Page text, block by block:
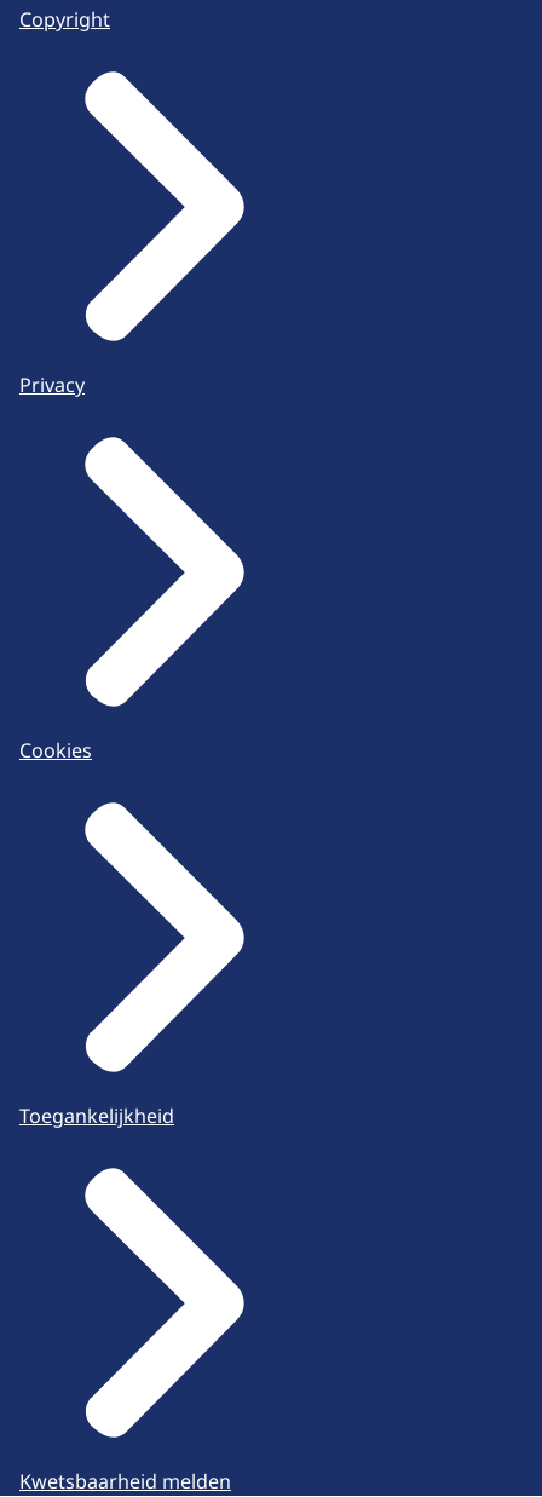
Copyright
Privacy
Cookies
Toegankelijkheid
Kwetsbaarheid melden